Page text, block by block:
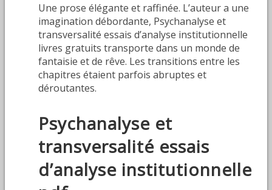
Une prose élégante et raffinée. L’auteur a une
imagination débordante, Psychanalyse et
transversalité essais d’analyse institutionnelle
livres gratuits transporte dans un monde de
fantaisie et de rêve. Les transitions entre les
chapitres étaient parfois abruptes et
déroutantes.
Psychanalyse et
transversalité essais
d’analyse institutionnelle